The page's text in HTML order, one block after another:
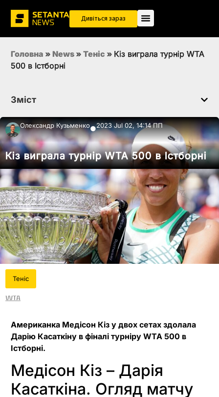
Дивіться зараз
Головна » News » Теніс » Кіз виграла турнір WTA
500 в Істборні
Зміст
Олександр Кузьменко●2023 Jul 02, 14:14 ПП
Кіз виграла турнір WTA 500 в Істборні
Теніс
WTA
Американка Медісон Кіз у двох сетах здолала
Дарію Касаткіну в фіналі турніру WTA 500 в
Істборні.
Медісон Кіз – Дарія
Касаткіна. Огляд матчу